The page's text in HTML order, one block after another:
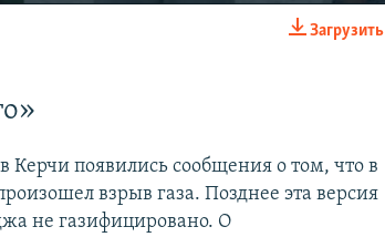
SHARE
Загрузить
Керчи появились сообщения о том, что в
взрыв газа. Позднее эта версия
не газифицировано. О